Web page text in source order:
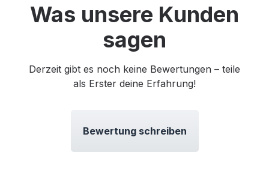
Was unsere Kunden
sagen
Derzeit gibt es noch keine Bewertungen – teile
als Erster deine Erfahrung!
Bewertung schreiben